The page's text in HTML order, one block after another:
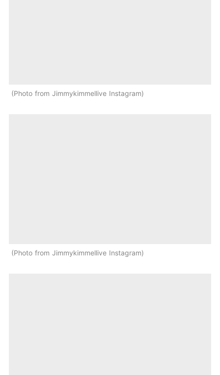
Photo from Jimmykimmellive Instagram
Photo from Jimmykimmellive Instagram